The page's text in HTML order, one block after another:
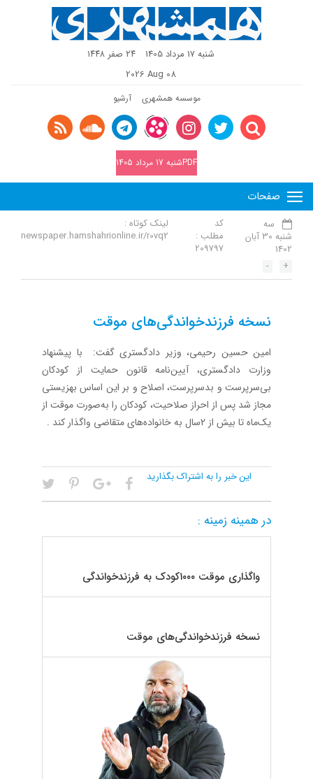
شنبه 17 مرداد 1405
٢٤ صفر ١٤٤٨
2026 Aug 08
موسسه همشهری آرشیو
PDFشنبه 17 مرداد 1405
صفحات
سه
شنبه 30 آبان
1402
کد
مطلب :
209797
لینک کوتاه :
newspaper.hamshahrionline.ir/r0vq2
+
-
نسخه فرزندخواندگی‌های موقت
امین حسین رحیمی، وزیر دادگستری گفت: با پیشنهاد
وزارت دادگستری، آیین‌نامه قانون حمایت از کودکان
بی‌سرپرست و بدسرپرست، اصلاح و بر این اساس بهزیستی
مجاز شد پس از احراز صلاحیت، کودکان را به‌صورت موقت از
یک‌ماه تا بیش از 2سال به خانواده‌های متقاضی واگذار کند .
این خبر را به اشتراک بگذارید
در همینه زمینه :
واگذاری موقت ۱۰۰۰کودک به فرزندخواندگی
نسخه فرزندخواندگی‌های موقت